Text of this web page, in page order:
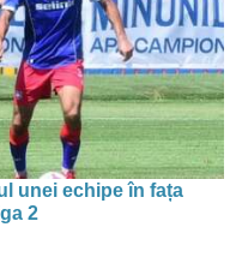
unei echipe în fața
2